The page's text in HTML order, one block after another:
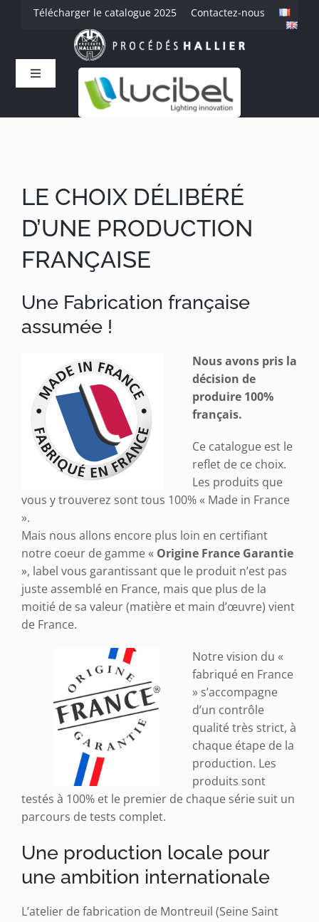
PasserTélécharger le catalogue 2025 Contactez-nous
Toggle
Navigation
Savoir-faire
Produits
Références
LE CHOIX DÉLIBÉRÉ
D’UNE PRODUCTION
FRANÇAISE
Une Fabrication française
assumée !
Nous avons pris la
décision de
produire 100%
français.
Ce catalogue est le
reflet de ce choix.
Les produits que
vous y trouverez sont tous 100% « Made in France
».
Mais nous allons encore plus loin en certifiant
notre coeur de gamme « Origine France Garantie
», label vous garantissant que le produit n’est pas
juste assemblé en France, mais que plus de la
moitié de sa valeur (matière et main d’œuvre) vient
de France.
Notre vision du «
fabriqué en France
» s’accompagne
d’un contrôle
qualité très strict, à
chaque étape de la
production. Les
produits sont
testés à 100% et le premier de chaque série suit un
parcours de tests complet.
Une production locale pour
une ambition internationale
L’atelier de fabrication de Montreuil (Seine Saint